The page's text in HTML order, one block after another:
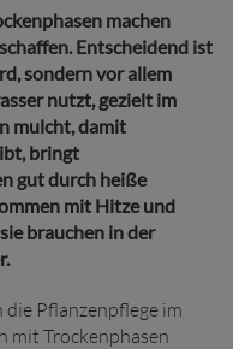
machen
Entscheidend ist
sondern vor allem
nutzt, gezielt im
mulcht, damit
bringt
gut durch heiße
mit Hitze und
brauchen in der
Pflanzenpflege im
mit Trockenphasen